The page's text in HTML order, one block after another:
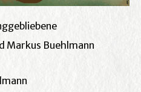
Markus Buehlmann